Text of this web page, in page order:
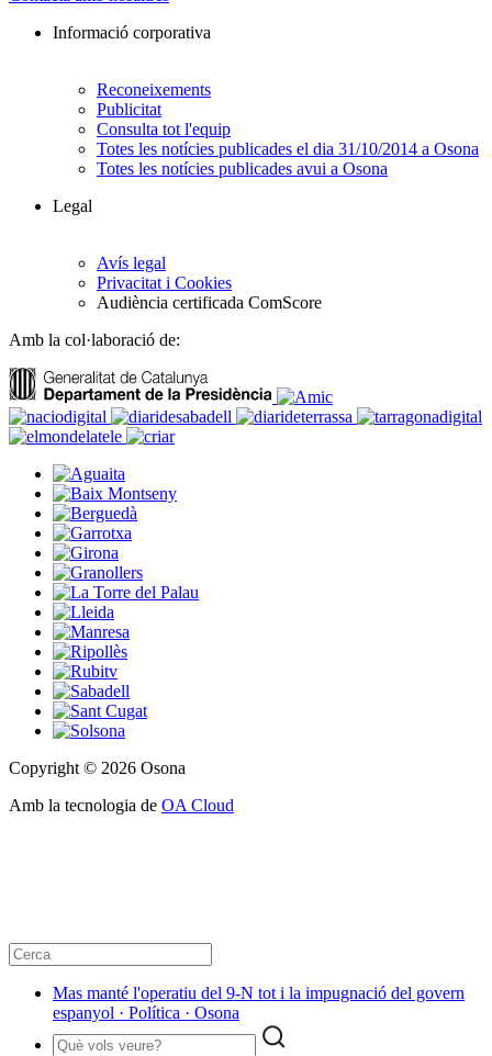
Informació corporativa
Reconeixements
Publicitat
Consulta tot l'equip
Totes les notícies publicades el dia 31/10/2014 a Osona
Totes les notícies publicades avui a Osona
Legal
Avís legal
Privacitat i Cookies
Audiència certificada ComScore
Amb la col·laboració de:
Copyright © 2026 Osona
Amb la tecnologia de OA Cloud
Mas manté l'operatiu del 9-N tot i la impugnació del govern
espanyol · Política · Osona